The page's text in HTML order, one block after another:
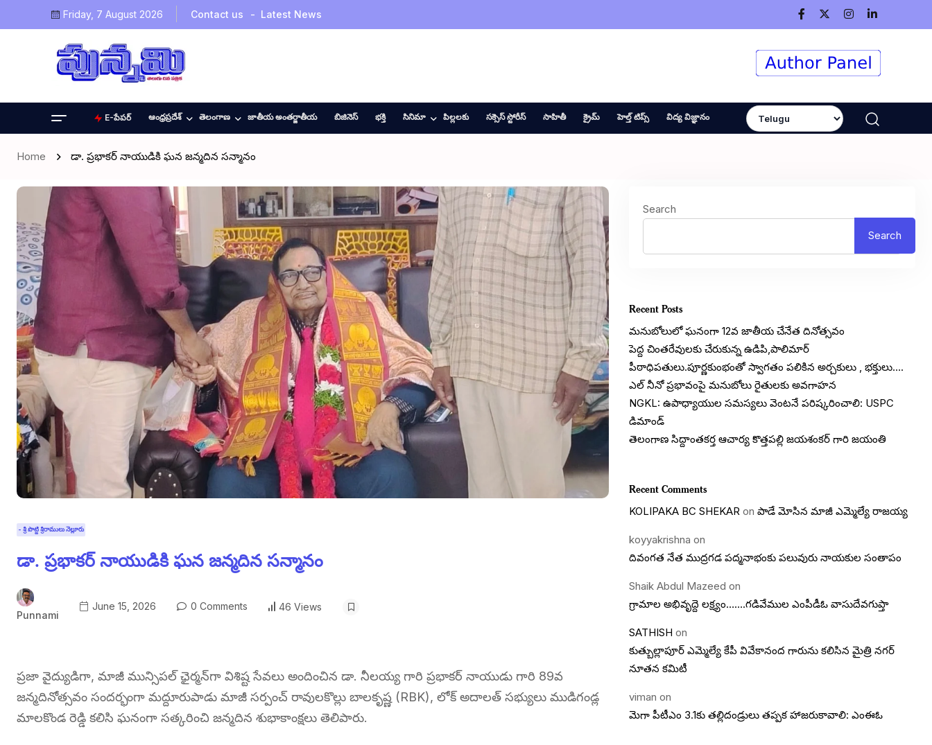
Friday, 7 August 2026 Contact us Latest News
E-పేపర్ ఆంధ్రప్రదేశ్ తెలంగాణ జాతీయ అంతర్జాతీయ బిజినెస్ భక్తి సినిమా పిల్లలకు సక్సెస్ స్టోరీస్ సాహితీ క్రైమ్ హెల్త్ టిప్స్ విద్య విజ్ఞానం
Home డా. ప్రభాకర్ నాయుడికి ఘన జన్మదిన సన్మానం
- శ్రీ పొట్టి శ్రీరాములు నెల్లూరు
డా. ప్రభాకర్ నాయుడికి ఘన జన్మదిన సన్మానం
Punnami
June 15, 2026 0 Comments 46 Views
ప్రజా వైద్యుడిగా, మాజీ మున్సిపల్ ఛైర్మన్‌గా విశిష్ట సేవలు అందించిన డా. నీలయ్య గారి ప్రభాకర్ నాయుడు గారి 89వ
జన్మదినోత్సవం సందర్భంగా మద్దూరుపాడు మాజీ సర్పంచ్ రావులకొల్లు బాలకృష్ణ (RBK), లోక్ అదాలత్ సభ్యులు ముడిగండ్ల
మాలకొండ రెడ్డి కలిసి ఘనంగా సత్కరించి జన్మదిన శుభాకాంక్షలు తెలిపారు.
Search
Search
Recent Posts
మనుబోలులో ఘనంగా 12వ జాతీయ చేనేత దినోత్సవం
పెద్ద చింతరేవులకు చేరుకున్న ఉడిపి,పాలిమార్
పీఠాధిపతులు.పూర్ణకుంభంతో స్వాగతం పలికిన అర్చకులు , భక్తులు….
ఎల్ నీనో ప్రభావంపై మనుబోలు రైతులకు అవగాహన
NGKL: ఉపాధ్యాయుల సమస్యలు వెంటనే పరిష్కరించాలి: USPC
డిమాండ్
తెలంగాణ సిద్దాంతకర్త ఆచార్య కొత్తపల్లి జయశంకర్ గారి జయంతి
Recent Comments
KOLIPAKA BC SHEKAR onపాడే మోసిన మాజీ ఎమ్మెల్యే రాజయ్య
koyyakrishna on
దివంగత నేత ముద్రగడ పద్మనాభంకు పలువురు నాయకుల సంతాపం
Shaik Abdul Mazeed on
గ్రామాల అభివృద్దె లక్ష్యం…….గడివేముల ఎంపీడీఓ వాసుదేవగుప్తా
SATHISH on
కుత్బుల్లాపూర్ ఎమ్మెల్యే కేపీ వివేకానంద గారును కలిసిన మైత్రి నగర్
నూతన కమిటీ
viman on
మెగా పీటీఎం 3.1కు తల్లిదండ్రులు తప్పక హాజరుకావాలి: ఎంఈఓ